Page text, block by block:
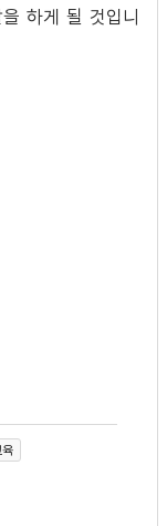
하게 될 것입니